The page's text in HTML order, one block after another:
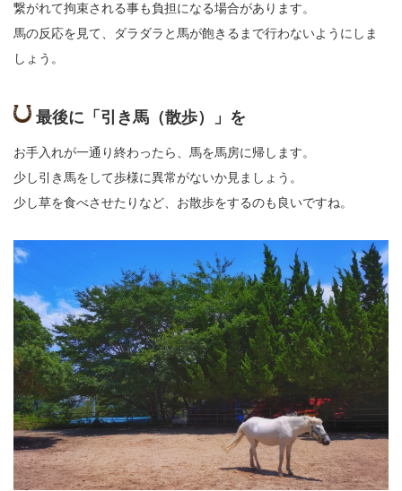
繋がれて拘束される事も負担になる場合があります。
馬の反応を見て、ダラダラと馬が飽きるまで行わないようにしま
しょう。
最後に「引き馬（散歩）」を
お手入れが一通り終わったら、馬を馬房に帰します。
少し引き馬をして歩様に異常がないか見ましょう。
少し草を食べさせたりなど、お散歩をするのも良いですね。